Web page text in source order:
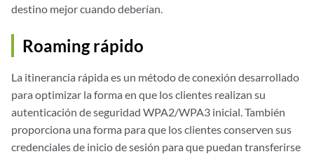
destino mejor cuando deberían.
Roaming rápido
La itinerancia rápida es un método de conexión desarrollado
para optimizar la forma en que los clientes realizan su
autenticación de seguridad WPA2/WPA3 inicial. También
proporciona una forma para que los clientes conserven sus
credenciales de inicio de sesión para que puedan transferirse